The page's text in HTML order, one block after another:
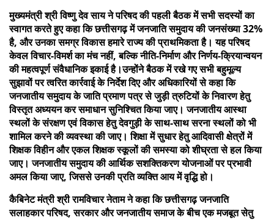
मुख्यमंत्री श्री विष्णु देव साय ने परिषद की पहली बैठक में सभी सदस्यों का
स्वागत करते हुए कहा कि छत्तीसगढ़ में जनजाति समुदाय की जनसंख्या 32%
है, और उनका समग्र विकास हमारे राज्य की प्राथमिकता है। यह परिषद
केवल विचार-विमर्श का मंच नहीं, बल्कि नीति-निर्माण और निर्णय-क्रियान्वयन
की महत्वपूर्ण संवैधानिक इकाई है।उन्होंने बैठक में रखे गए सभी बहुमूल्य
सुझावों पर त्वरित कार्रवाई के निर्देश दिए और अधिकारियों से कहा कि
जनजातीय समुदाय के जाति प्रमाण पत्र से जुड़ी त्रुटियों के निवारण हेतु
विस्तृत अध्ययन कर समाधान सुनिश्चित किया जाए। जनजातीय आस्था
स्थलों के संरक्षण एवं विकास हेतु देवगुड़ी के साथ-साथ सरना स्थलों को भी
शामिल करने की व्यवस्था की जाए। शिक्षा में सुधार हेतु आदिवासी क्षेत्रों में
शिक्षक विहीन और एकल शिक्षक स्कूलों की समस्या को शीघ्रता से हल किया
जाए। जनजातीय समुदाय की आर्थिक सशक्तिकरण योजनाओं पर प्रभावी
अमल किया जाए, जिससे उनकी प्रति व्यक्ति आय में वृद्धि हो।
कैबिनेट मंत्री श्री रामविचार नेताम ने कहा कि छत्तीसगढ़ जनजाति
सलाहकार परिषद, सरकार और जनजातीय समाज के बीच एक मजबूत सेतु